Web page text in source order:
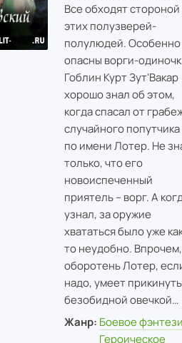
Все обходят стороной
этих полузверей-
полулюдей. Особенно
опасны ворги-
Гоблин Курт Зут'Вакар
хорошо знал об этом,
когда спасал от
случайного попутчика
по имени Лотер. Не
только, что его
новоиспеченный
приятель – ворг. А
узнал, за оружие
хвататься было уже
то неудобно. Впрочем,
оборотень Лотер,
надо, умеет
безобидной овечкой…
Жанр: Боевое
Героическое